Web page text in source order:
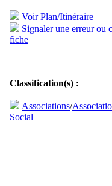
Voir Plan/Itinéraire
Signaler une erreur ou
fiche
Classification(s) :
Associations/
Social